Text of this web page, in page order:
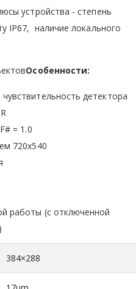
устройства - степень
IP67, наличие локального
Особенности:
детектора
= 1.0
720х540
работы (с отключенной
384×288